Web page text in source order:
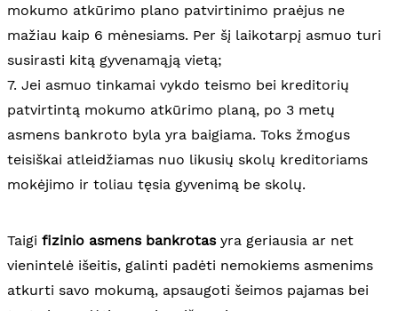
mokumo atkūrimo plano patvirtinimo praėjus ne
mažiau kaip 6 mėnesiams. Per šį laikotarpį asmuo turi
susirasti kitą gyvenamąją vietą;
7. Jei asmuo tinkamai vykdo teismo bei kreditorių
patvirtintą mokumo atkūrimo planą, po 3 metų
asmens bankroto byla yra baigiama. Toks žmogus
teisiškai atleidžiamas nuo likusių skolų kreditoriams
mokėjimo ir toliau tęsia gyvenimą be skolų.
Taigi fizinio asmens bankrotasyra geriausia ar net
vienintelė išeitis, galinti padėti nemokiems asmenims
atkurti savo mokumą, apsaugoti šeimos pajamas bei